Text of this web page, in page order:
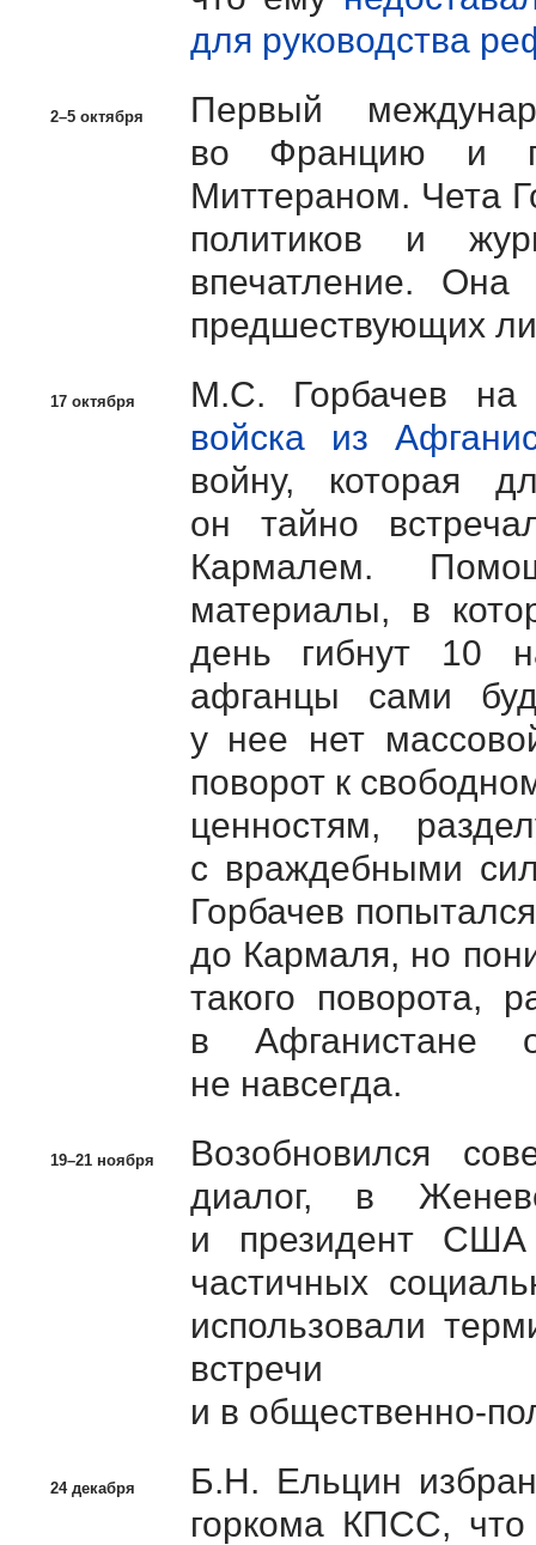
для руководства
2–5 октября
Первый
во Францию и
Миттераном. Чета
политиков и
впечатление. Она
предшествующих
17 октября М.С. Горбачев на
войска из
войну, которая
он тайно
Кармалем.
материалы, в
день гибнут 10
афганцы сами
у нее нет
поворот к
ценностям,
с враждебными
Горбачев
до Кармаля, но
такого поворота,
в Афганистане
не навсегда.
19–21 ноября Возобновился
диалог, в
и президент США
частичных
использовали
встречи
и в общественно-
24 декабря Б.Н. Ельцин
горкома КПСС,